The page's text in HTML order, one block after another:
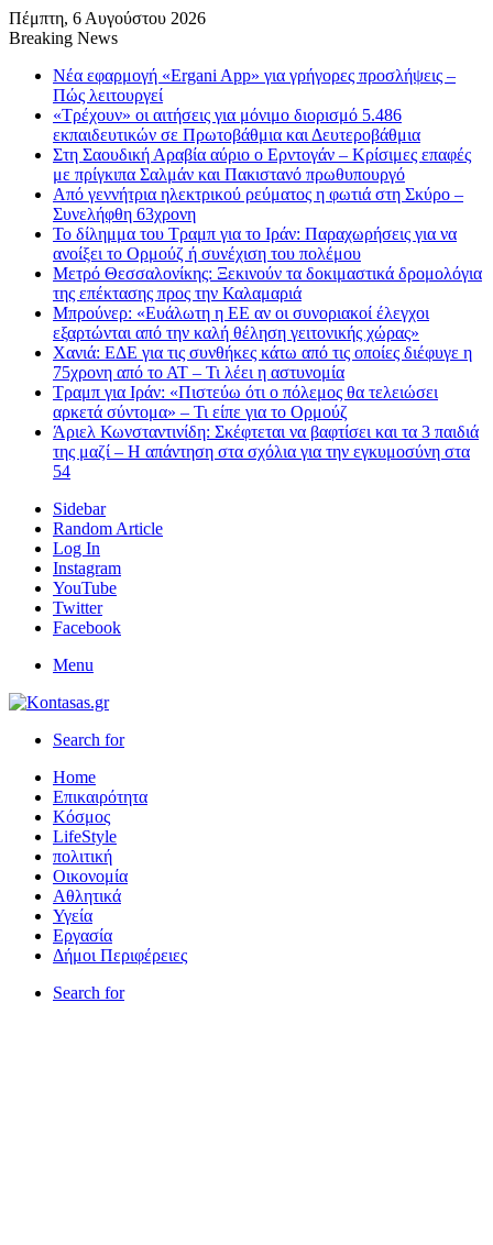
Πέμπτη, 6 Αυγούστου 2026
Breaking News
Νέα εφαρμογή «Ergani App» για γρήγορες προσλήψεις –
Πώς λειτουργεί
«Τρέχουν» οι αιτήσεις για μόνιμο διορισμό 5.486
εκπαιδευτικών σε Πρωτοβάθμια και Δευτεροβάθμια
Στη Σαουδική Αραβία αύριο ο Ερντογάν – Κρίσιμες επαφές
με πρίγκιπα Σαλμάν και Πακιστανό πρωθυπουργό
Από γεννήτρια ηλεκτρικού ρεύματος η φωτιά στη Σκύρο –
Συνελήφθη 63χρονη
Το δίλημμα του Τραμπ για το Ιράν: Παραχωρήσεις για να
ανοίξει το Ορμούζ ή συνέχιση του πολέμου
Μετρό Θεσσαλονίκης: Ξεκινούν τα δοκιμαστικά δρομολόγια
της επέκτασης προς την Καλαμαριά
Μπρούνερ: «Ευάλωτη η ΕΕ αν οι συνοριακοί έλεγχοι
εξαρτώνται από την καλή θέληση γειτονικής χώρας»
Χανιά: ΕΔΕ για τις συνθήκες κάτω από τις οποίες διέφυγε η
75χρονη από το ΑΤ – Τι λέει η αστυνομία
Τραμπ για Ιράν: «Πιστεύω ότι ο πόλεμος θα τελειώσει
αρκετά σύντομα» – Τι είπε για το Ορμούζ
Άριελ Κωνσταντινίδη: Σκέφτεται να βαφτίσει και τα 3 παιδιά
της μαζί – Η απάντηση στα σχόλια για την εγκυμοσύνη στα
54
Sidebar
Random Article
Log In
Instagram
YouTube
Twitter
Facebook
Menu
Search for
Home
Επικαιρότητα
Κόσμος
LifeStyle
πολιτική
Οικονομία
Αθλητικά
Υγεία
Εργασία
Δήμοι Περιφέρειες
Search for